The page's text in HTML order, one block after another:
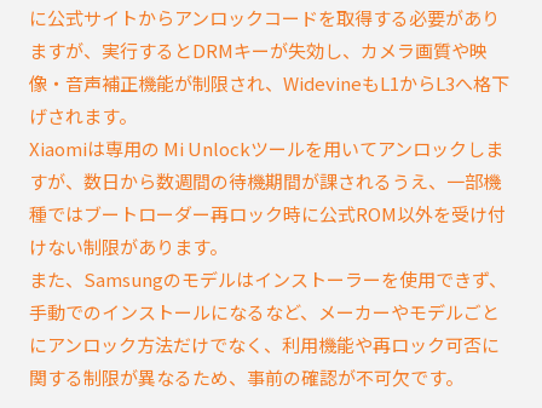
に公式サイトからアンロックコードを取得する必要があり
ますが、実行するとDRMキーが失効し、カメラ画質や映
像・音声補正機能が制限され、WidevineもL1からL3へ格下
げされます。
Xiaomiは専用の Mi Unlockツールを用いてアンロックしま
すが、数日から数週間の待機期間が課されるうえ、一部機
種ではブートローダー再ロック時に公式ROM以外を受け付
けない制限があります。
また、Samsungのモデルはインストーラーを使用できず、
手動でのインストールになるなど、メーカーやモデルごと
にアンロック方法だけでなく、利用機能や再ロック可否に
関する制限が異なるため、事前の確認が不可欠です。